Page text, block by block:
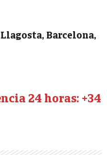
Llagosta, Barcelona,
24 horas: +34